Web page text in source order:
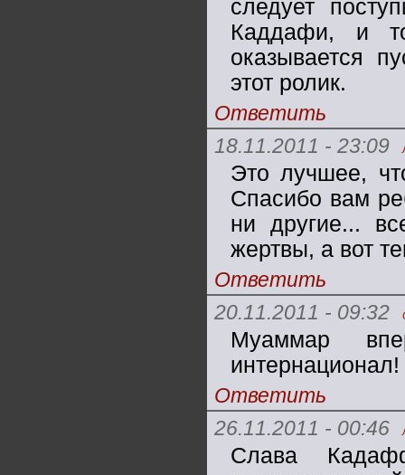
следует
Каддафи, и
оказывается
этот ролик.
Ответить
18.11.2011 - 23:09
Это лучшее,
Спасибо вам
ни другие...
жертвы, а вот
Ответить
20.11.2011 - 09:32
Муаммар
интернационал!
Ответить
26.11.2011 - 00:46
Слава